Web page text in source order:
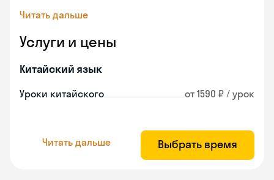
Читать дальше
Услуги и цены
Китайский язык
Уроки китайского от 1590 ₽ / урок
Читать дальше Выбрать время